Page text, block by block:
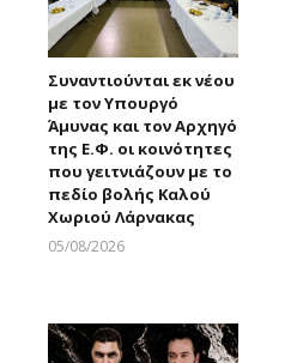
Συναντιούνται εκ νέου
με τον Υπουργό
Άμυνας και τον Αρχηγό
της Ε.Φ. οι κοινότητες
που γειτνιάζουν με το
πεδίο βολής Καλού
Χωριού Λάρνακας
05/08/2026